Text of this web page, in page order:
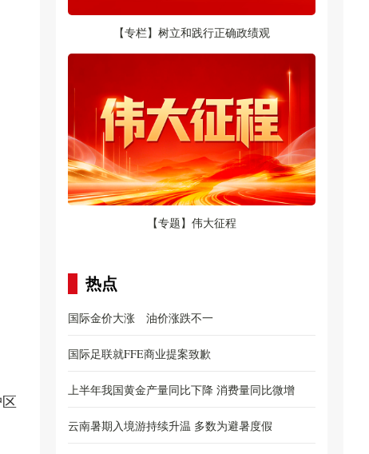
【专栏】树立和践行正确政绩观
【专题】伟大征程
热点
国际金价大涨 油价涨跌不一
国际足联就FFE商业提案致歉
上半年我国黄金产量同比下降 消费量同比微增
云南暑期入境游持续升温 多数为避暑度假